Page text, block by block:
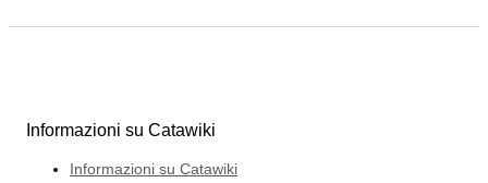
Informazioni su Catawiki
Informazioni su Catawiki